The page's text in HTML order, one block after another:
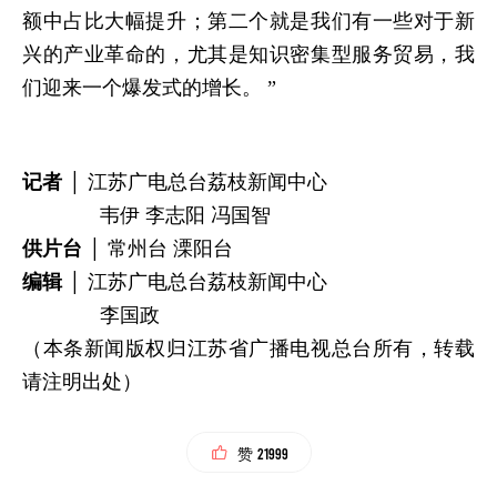
额中占比大幅提升；第二个就是我们有一些对于新
兴的产业革命的，尤其是知识密集型服务贸易，我
们迎来一个爆发式的增长。 ”
记者 │ 江苏广电总台荔枝新闻中心
韦伊 李志阳 冯国智
供片台 │ 常州台 溧阳台
编辑 │ 江苏广电总台荔枝新闻中心
李国政
（本条新闻版权归江苏省广播电视总台所有，转载
请注明出处）
赞 21999